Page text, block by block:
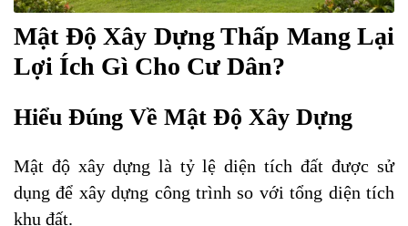
Mật Độ Xây Dựng Thấp Mang Lại
Lợi Ích Gì Cho Cư Dân?
Hiểu Đúng Về Mật Độ Xây Dựng
Mật độ xây dựng là tỷ lệ diện tích đất được sử
dụng để xây dựng công trình so với tổng diện tích
khu đất.